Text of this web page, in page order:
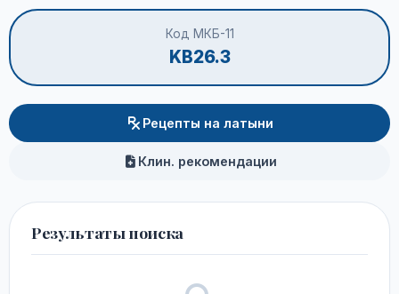
Код МКБ-11
KB26.3
Рецепты на латыни
Клин. рекомендации
Результаты поиска